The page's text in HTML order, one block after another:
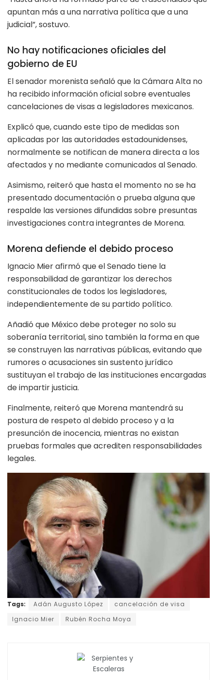
apuntan más a una narrativa política que a una
judicial”, sostuvo.
No hay notificaciones oficiales del
gobierno de EU
El senador morenista señaló que la Cámara Alta no
ha recibido información oficial sobre eventuales
cancelaciones de visas a legisladores mexicanos.
Explicó que, cuando este tipo de medidas son
aplicadas por las autoridades estadounidenses,
normalmente se notifican de manera directa a los
afectados y no mediante comunicados al Senado.
Asimismo, reiteró que hasta el momento no se ha
presentado documentación o prueba alguna que
respalde las versiones difundidas sobre presuntas
investigaciones contra integrantes de Morena.
Morena defiende el debido proceso
Ignacio Mier afirmó que el Senado tiene la
responsabilidad de garantizar los derechos
constitucionales de todos los legisladores,
independientemente de su partido político.
Añadió que México debe proteger no solo su
soberanía territorial, sino también la forma en que
se construyen las narrativas públicas, evitando que
rumores o acusaciones sin sustento jurídico
sustituyan el trabajo de las instituciones encargadas
de impartir justicia.
Finalmente, reiteró que Morena mantendrá su
postura de respeto al debido proceso y a la
presunción de inocencia, mientras no existan
pruebas formales que acrediten responsabilidades
legales.
Tags: Adán Augusto López
cancelación de visa
Ignacio Mier
Rubén Rocha Moya